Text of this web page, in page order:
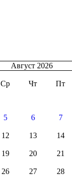
Август 2026
Ср Чт Пт
5 6 7
12 13 14
19 20 21
26 27 28